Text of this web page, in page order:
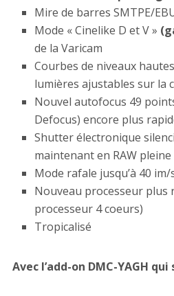
Mire de barres SMTPE/
Mode « Cinelike D et V »
de la Varicam
Courbes de niveaux
lumières ajustables sur la
Nouvel autofocus 49
Defocus) encore plus
Shutter électronique
maintenant en RAW
Mode rafale jusqu’à 40
Nouveau processeur
processeur 4 coeurs)
Tropicalisé
Avec l’add-on DMC-YAGH